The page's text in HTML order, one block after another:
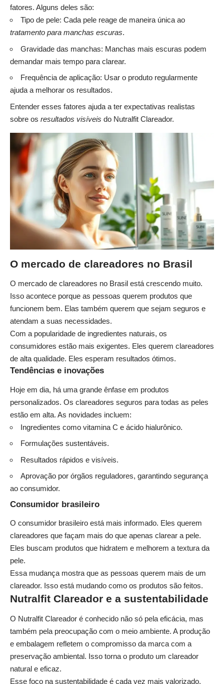
fatores. Alguns deles são:
Tipo de pele: Cada pele reage de maneira única ao
tratamento para manchas escuras.
Gravidade das manchas: Manchas mais escuras podem
demandar mais tempo para clarear.
Frequência de aplicação: Usar o produto regularmente
ajuda a melhorar os resultados.
Entender esses fatores ajuda a ter expectativas realistas
sobre os resultados visíveis do Nutralfit Clareador.
O mercado de clareadores no Brasil
O mercado de clareadores no Brasil está crescendo muito.
Isso acontece porque as pessoas querem produtos que
funcionem bem. Elas também querem que sejam seguros e
atendam a suas necessidades.
Com a popularidade de ingredientes naturais, os
consumidores estão mais exigentes. Eles querem clareadores
de alta qualidade. Eles esperam resultados ótimos.
Tendências e inovações
Hoje em dia, há uma grande ênfase em produtos
personalizados. Os clareadores seguros para todas as peles
estão em alta. As novidades incluem:
Ingredientes como vitamina C e ácido hialurônico.
Formulações sustentáveis.
Resultados rápidos e visíveis.
Aprovação por órgãos reguladores, garantindo segurança
ao consumidor.
Consumidor brasileiro
O consumidor brasileiro está mais informado. Eles querem
clareadores que façam mais do que apenas clarear a pele.
Eles buscam produtos que hidratem e melhorem a textura da
pele.
Essa mudança mostra que as pessoas querem mais de um
clareador. Isso está mudando como os produtos são feitos.
Nutralfit Clareador e a sustentabilidade
O Nutralfit Clareador é conhecido não só pela eficácia, mas
também pela preocupação com o meio ambiente. A produção
e embalagem refletem o compromisso da marca com a
preservação ambiental. Isso torna o produto um clareador
natural e eficaz.
Esse foco na sustentabilidade é cada vez mais valorizado.